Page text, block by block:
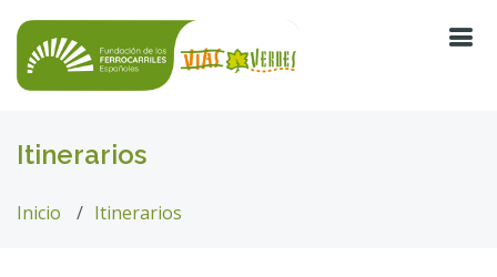
Itinerarios
Inicio Itinerarios